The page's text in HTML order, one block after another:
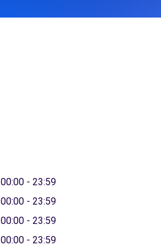
00:00 - 23:59
00:00 - 23:59
00:00 - 23:59
00:00 - 23:59